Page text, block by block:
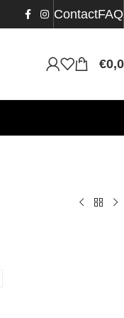
ContactFAQ
€